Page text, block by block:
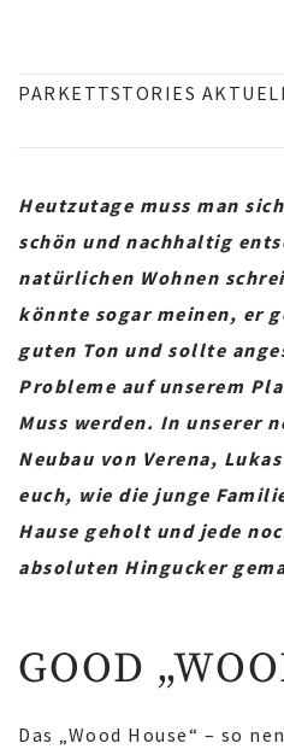
PARKETTSTORIES
Heutzutage muss man
schön und nachhaltig
natürlichen Wohnen
könnte sogar meinen, er
guten Ton und sollte
Probleme auf unserem
Muss werden. In unserer
Neubau von Verena,
euch, wie die junge
Hause geholt und jede
absoluten Hingucker
GOOD
Das „Wood House“ – so